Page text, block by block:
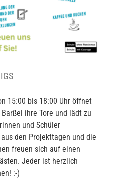
15:00 bis 18:00 Uhr öffnet
ihre Tore und lädt zu
und Schüler
den Projekttagen und die
freuen sich auf einen
Jeder ist herzlich
:-)